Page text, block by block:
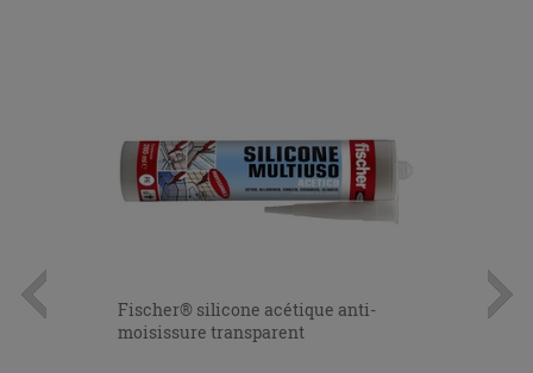
Fischer® silicone acétique anti-
moisissure transparent